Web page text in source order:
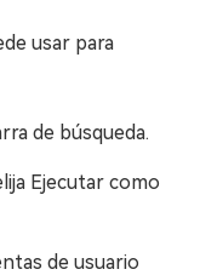
usar para
de búsqueda.
Ejecutar como
de usuario